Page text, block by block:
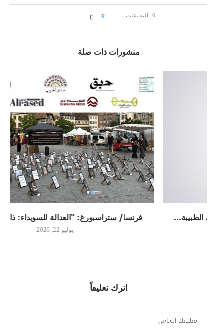
0 التعليقات 0
منشورات ذات صلة
فرنسا/ ستراسبورغ: “العدالة للسويداء: ذاكرة لا تموت”
اترك تعليقاً